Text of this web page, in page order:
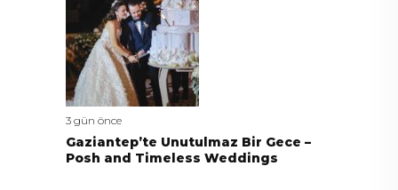
3 gün önce
Gaziantep’te Unutulmaz Bir Gece –
Posh and Timeless Weddings